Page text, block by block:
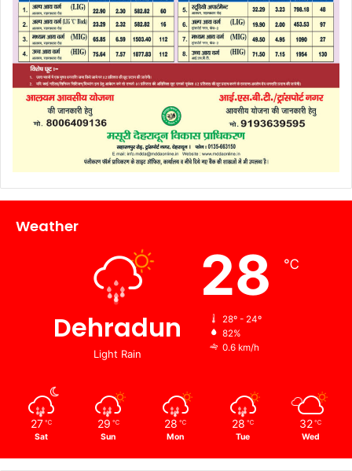
Weather
Dehradun
Light Rain
28 ℃
28º - 24º
82%
0.6 km/h
27 ℃
Sat
29 ℃
Sun
28 ℃
Mon
28 ℃
Tue
32 ℃
Wed